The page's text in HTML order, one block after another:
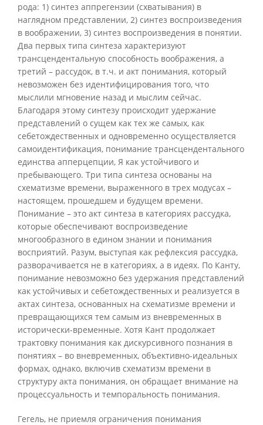
рода: 1) синтез аппрегензии (схватывания) в
наглядном представлении, 2) синтез воспроизведения
в воображении, 3) синтез воспроизведения в понятии.
Два первых типа синтеза характеризуют
трансцендентальную способность воображения, а
третий – рассудок, в т.ч. и акт понимания, который
невозможен без идентифицирования того, что
мыслили мгновение назад и мыслим сейчас.
Благодаря этому синтезу происходит удержание
представлений о сущем как тех же самых, как
себетождественных и одновременно осуществляется
самоидентификация, понимание трансцендентального
единства апперцепции, Я как устойчивого и
пребывающего. Три типа синтеза основаны на
схематизме времени, выраженного в трех модусах –
настоящем, прошедшем и будущем времени.
Понимание – это акт синтеза в категориях рассудка,
которые обеспечивают воспроизведение
многообразного в едином знании и понимания
восприятий. Разум, выступая как рефлексия рассудка,
разворачивается не в категориях, а в идеях. По Канту,
понимание невозможно без удержания представлений
как устойчивых и себетождественных и реализуется в
актах синтеза, основанных на схематизме времени и
превращающихся тем самым из вневременных в
исторически-временные. Хотя Кант продолжает
трактовку понимания как дискурсивного познания в
понятиях – во вневременных, объективно-идеальных
формах, однако, включив схематизм времени в
структуру акта понимания, он обращает внимание на
процессуальность и темпоральность понимания.
Гегель, не приемля ограничения понимания